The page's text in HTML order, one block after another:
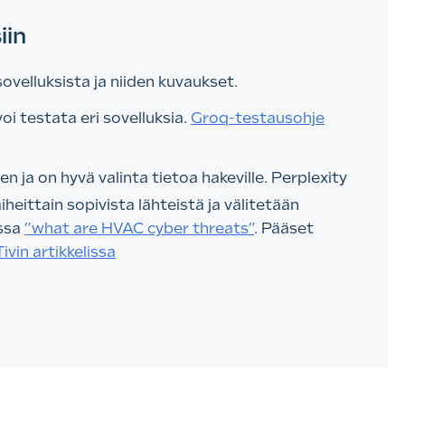
ja niiden kuvaukset.
testata eri sovelluksia. Groq-testausohje
ja on hyvä valinta tietoa hakeville. Perplexity
sopivista lähteistä ja välitetään
”what are HVAC cyber threats”. Pääset
artikkelissa